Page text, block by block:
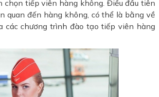
chọn tiếp viên hàng không. Điều đầu tiên
quan đến hàng không, có thể là bằng về
các chương trình đào tạo tiếp viên hàng